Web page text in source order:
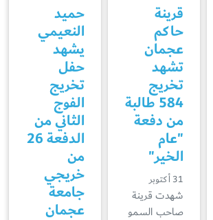
قرينة
حاكم
عجمان
تشهد
تخريج
584 طالبة
من دفعة
"عام
الخير"
31 أكتوبر
شهدت قرينة
صاحب السمو
حميد
النعيمي
يشهد
حفل
تخريج
الفوج
الثاني من
الدفعة 26
من
خريجي
جامعة
عجمان